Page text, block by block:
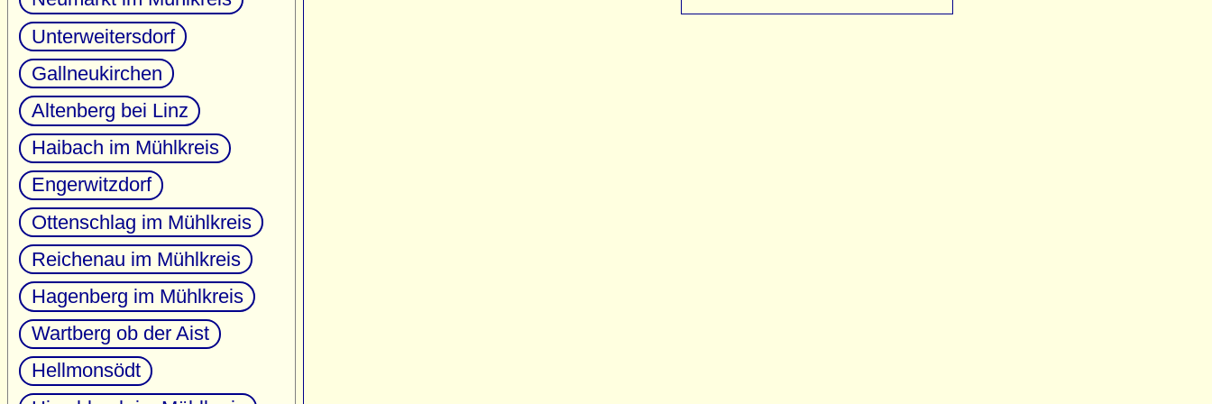
Unterweitersdorf
Gallneukirchen
Altenberg bei Linz
Haibach im Mühlkreis
Engerwitzdorf
Ottenschlag im Mühlkreis
Reichenau im Mühlkreis
Hagenberg im Mühlkreis
Wartberg ob der Aist
Hellmonsödt